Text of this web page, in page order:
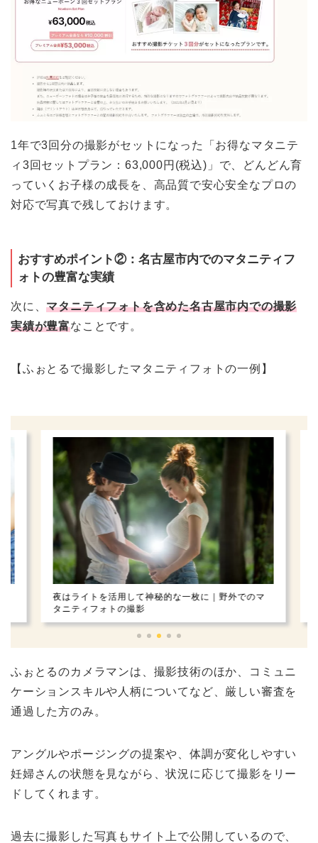
1年で3回分の撮影がセットになった「お得なマタニテ
ィ3回セットプラン：63,000円(税込)」で、どんどん育
っていくお子様の成長を、高品質で安心安全なプロの
対応で写真で残しておけます。
おすすめポイント②： 名古屋市内でのマタニティフ
ォトの豊富な実績
次に、マタニティフォトを含めた名古屋市内での撮影
実績が豊富なことです。
【ふぉとるで撮影したマタニティフォトの一例】
夜はライトを活用して神秘的な一枚に｜野外でのマ
タニティフォトの撮影
ふぉとるのカメラマンは、撮影技術のほか、コミュニ
ケーションスキルや人柄についてなど、厳しい審査を
通過した方のみ。
アングルやポージングの提案や、体調が変化しやすい
妊婦さんの状態を見ながら、状況に応じて撮影をリー
ドしてくれます。
過去に撮影した写真もサイト上で公開しているので、